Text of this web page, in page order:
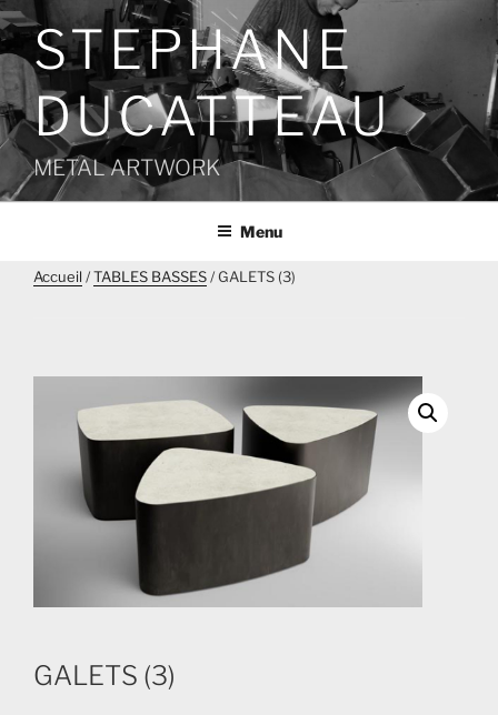
Aller
au
contenu
principal
STEPHANE
DUCATTEAU
METAL ARTWORK
Menu
Accueil /TABLES BASSES/ GALETS (3)
GALETS (3)